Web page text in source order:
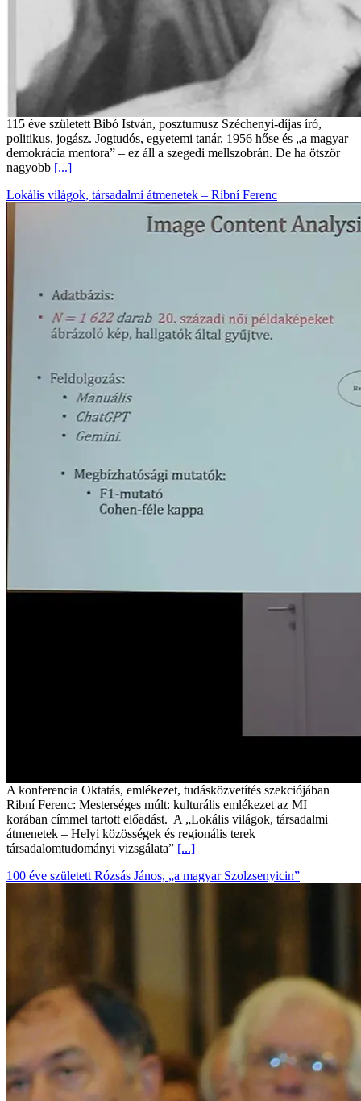
115 éve született Bibó István, posztumusz Széchenyi-díjas író,
politikus, jogász. Jogtudós, egyetemi tanár, 1956 hőse és „a magyar
demokrácia mentora” – ez áll a szegedi mellszobrán. De ha ötször
nagyobb [...]
Lokális világok, társadalmi átmenetek – Ribní Ferenc
A konferencia Oktatás, emlékezet, tudásközvetítés szekciójában
Ribní Ferenc: Mesterséges múlt: kulturális emlékezet az MI
korában címmel tartott előadást. A „Lokális világok, társadalmi
átmenetek – Helyi közösségek és regionális terek
társadalomtudományi vizsgálata” [...]
100 éve született Rózsás János, „a magyar Szolzsenyicin”